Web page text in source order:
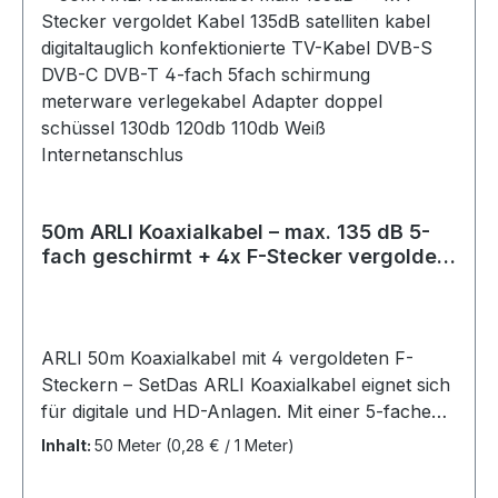
die über die F-Stecker geschoben werden und
die Anschlüsse vor Feuchtigkeit und
Witterungseinflüssen schützen.. Technische
Daten des Koaxialkabels: 5-fach
geschirmt Innenleiter: 1.02±0.01 mm, CCS (Stahl-
Kupfer) Außenmantel: PVC (ROHS), 7.2±0.1
Eca gemäß EN 50575:2014 +
A1:2016 Metermarkierung Farbe:
50m ARLI Koaxialkabel – max. 135 dB 5-
fach geschirmt + 4x F-Stecker vergoldet
ARLI 50m Koaxialkabel mit 4 vergoldeten F-
Steckern – SetDas ARLI Koaxialkabel eignet sich
für digitale und HD-Anlagen. Mit einer 5-fachen
Abschirmung bietet es Schutz vor äußeren
Inhalt: 50 Meter (0,28 € / 1 Meter)